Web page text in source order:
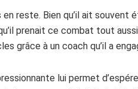
reste. Bien qu’il ait souvent
prenait ce combat tout
grâce à un coach qu’il a
lui permet